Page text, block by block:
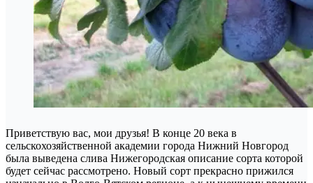
Приветствую вас, мои друзья! В конце 20 века в
сельскохозяйственной академии города Нижний Новгород
была выведена слива Нижегородская описание сорта которой
будет сейчас рассмотрено. Новый сорт прекрасно прижился